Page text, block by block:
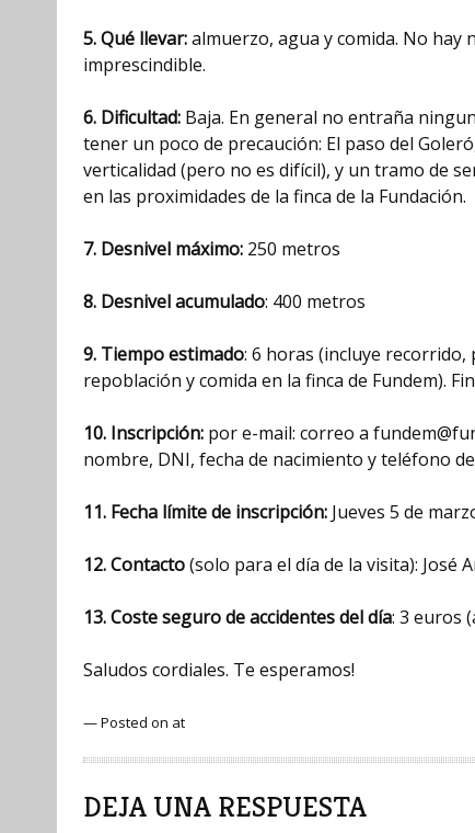
5. Qué llevar:almuerzo, agua y comida. No
imprescindible.
6. Dificultad: Baja. En general no entraña
tener un poco de precaución: El paso del
verticalidad (pero no es difícil), y un tramo de
en las proximidades de la finca de la Fundación.
7. Desnivel máximo: 250 metros
8. Desnivel acumulado: 400 metros
9. Tiempo estimado: 6 horas (incluye
repoblación y comida en la finca de Fundem).
10. Inscripción: por e-mail: correo a
nombre, DNI, fecha de nacimiento y teléfono
11. Fecha límite de inscripción: Jueves 5 de
12. Contacto(solo para el día de la visita): José
13. Coste seguro de accidentes del día: 3 euros
Saludos cordiales. Te esperamos!
— Posted on at
DEJA UNA RESPUESTA